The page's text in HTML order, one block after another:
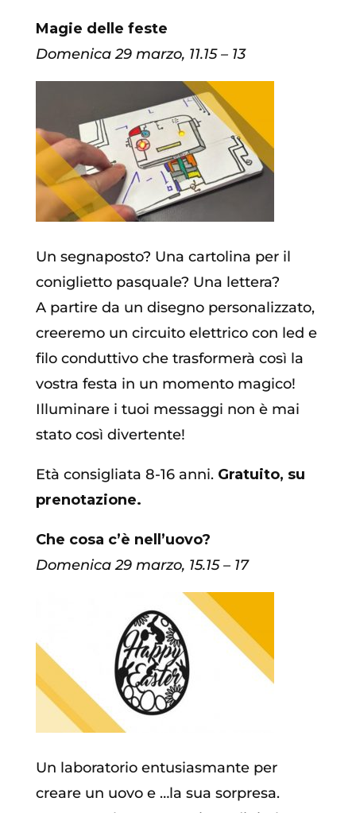
Magie delle feste
Domenica29 marzo, 11.15– 13
Un segnaposto? Una cartolina per il
coniglietto pasquale? Una lettera?
A partire da un disegno personalizzato,
creeremo un circuito elettrico con led e
filo conduttivo che trasformerà così la
vostra festa in un momento magico!
Illuminare i tuoi messaggi non è mai
stato così divertente!
Età consigliata 8-16 anni. Gratuito, su
prenotazione.
Che cosa c’è nell’uovo?
Domenica29 marzo, 15.15– 17
Un laboratorio entusiasmante per
creare un uovo e …la sua sorpresa.